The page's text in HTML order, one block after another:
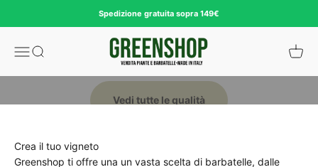
Spedizione gratuita sopra 149€
Ouvrir la navigation
Ouvrir la recherche
Greenshop
Voir
Barbatelle uva da tavola e da vino
Vedi tutte le qualità
Crea il tuo vigneto
Greenshop ti offre una un vasta scelta di barbatelle, dalle